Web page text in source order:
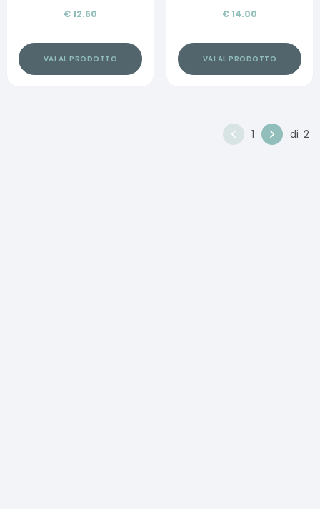
€ 12.60
VAI AL PRODOTTO
€ 14.00
VAI AL PRODOTTO
1 di 2